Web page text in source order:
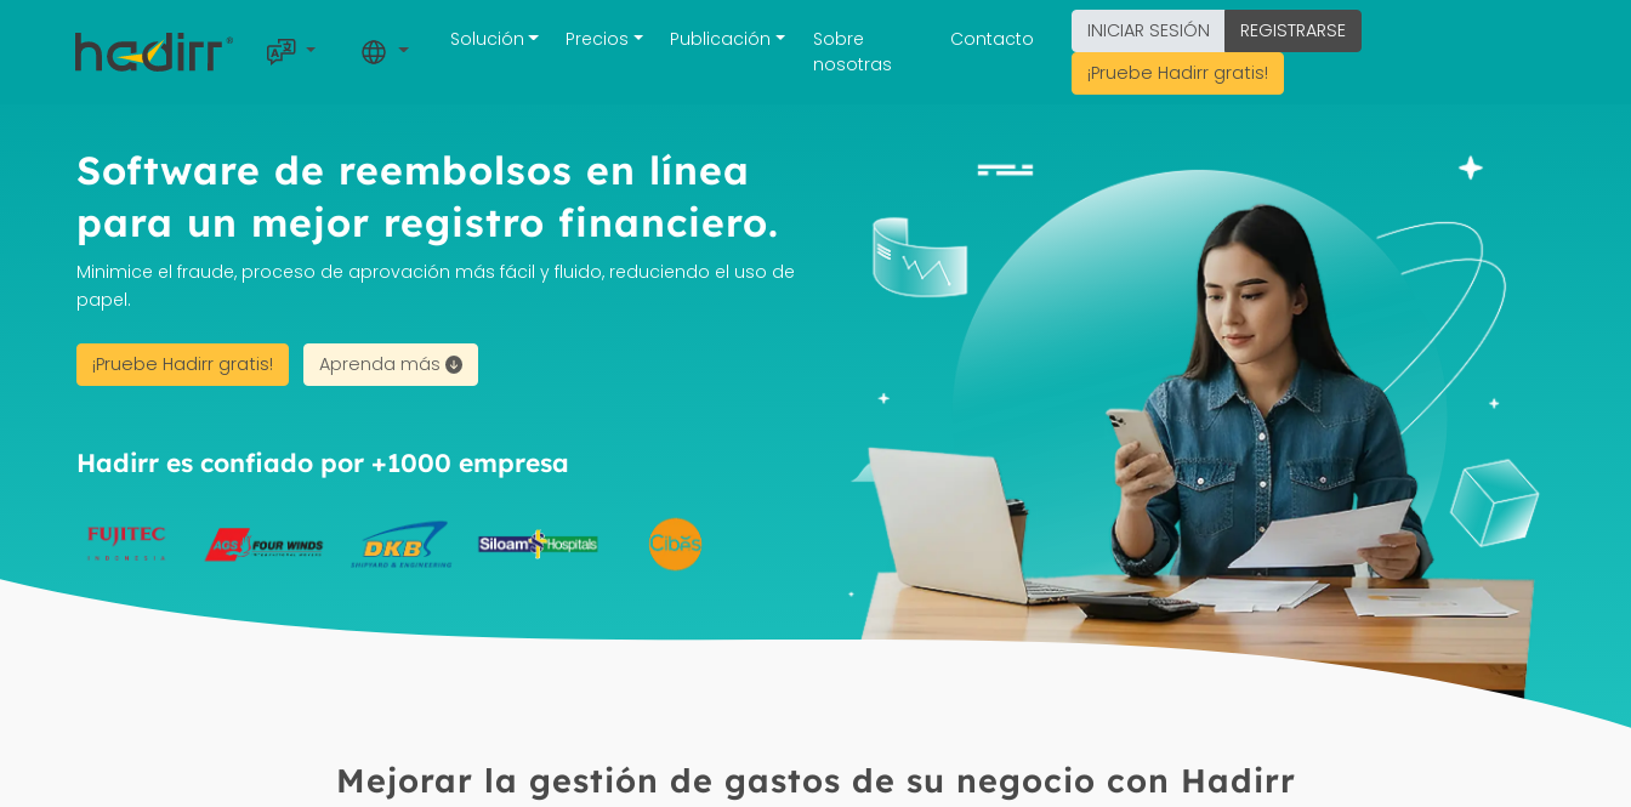
Solución Precios Publicación
Sobre
nosotras
Contacto INICIAR SESIÓN
REGISTRARSE
¡Pruebe Hadirr gratis!
Software de reembolsos en línea
para un mejor registro financiero.
Minimice el fraude, proceso de aprovación más fácil y fluido, reduciendo el uso de
papel.
¡Pruebe Hadirr gratis! Aprenda más
Hadirr es confiado por +1000 empresa
Mejorar la gestión de gastos de su negocio con Hadirr